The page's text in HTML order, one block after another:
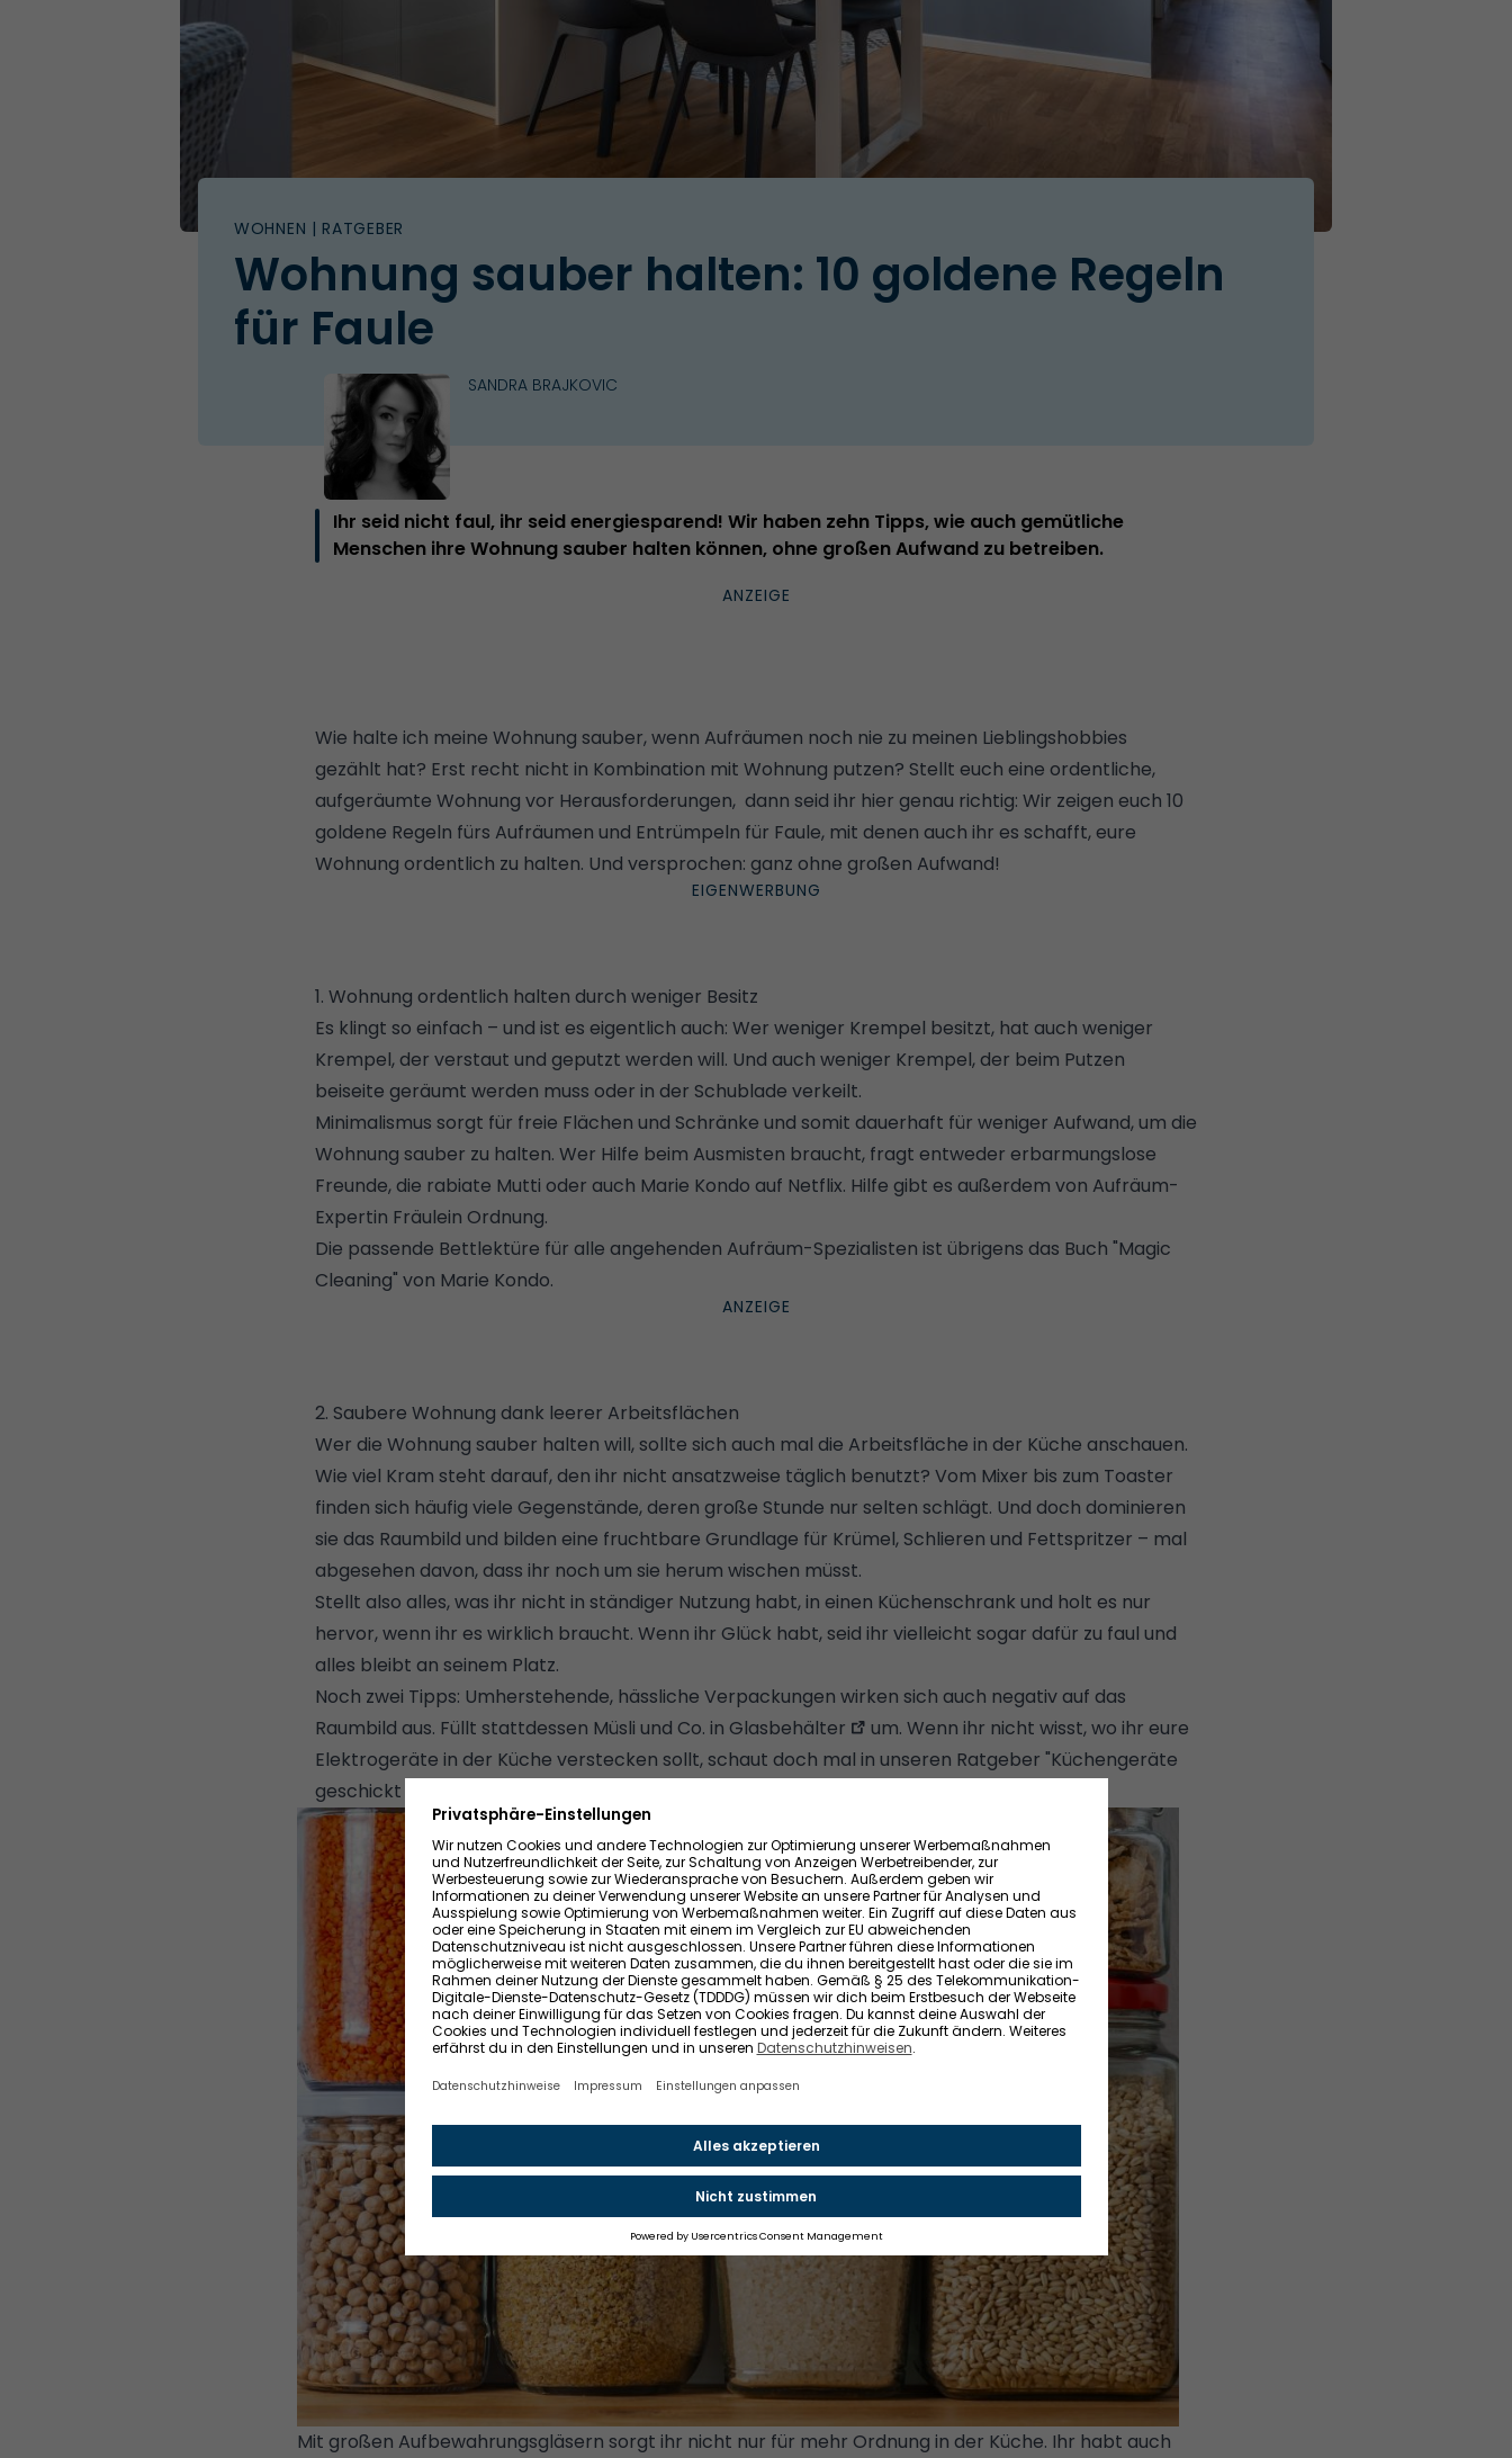
WOHNEN | RATGEBER
Wohnung sauber halten: 10 goldene Regeln
für Faule
SANDRA BRAJKOVIC
Ihr seid nicht faul, ihr seid energiesparend! Wir haben zehn Tipps, wie auch gemütliche
Menschen ihre Wohnung sauber halten können, ohne großen Aufwand zu betreiben.
Wie halte ich meine Wohnung sauber, wenn Aufräumen noch nie zu meinen Lieblingshobbies
gezählt hat? Erst recht nicht in Kombination mit Wohnung putzen? Stellt euch eine ordentliche,
aufgeräumte Wohnung vor Herausforderungen, dann seid ihr hier genau richtig: Wir zeigen euch 10
goldene Regeln fürs Aufräumen und Entrümpeln für Faule, mit denen auch ihr es schafft, eure
Wohnung ordentlich zu halten. Und versprochen: ganz ohne großen Aufwand!
1. Wohnung ordentlich halten durch weniger Besitz
Es klingt so einfach – und ist es eigentlich auch: Wer weniger Krempel besitzt, hat auch weniger
Krempel, der verstaut und geputzt werden will. Und auch weniger Krempel, der beim Putzen
beiseite geräumt werden muss oder in der Schublade verkeilt.
Minimalismus sorgt für freie Flächen und Schränke und somit dauerhaft für weniger Aufwand, um die
Wohnung sauber zu halten. Wer Hilfe beim Ausmisten braucht, fragt entweder erbarmungslose
Freunde, die rabiate Mutti oder auch Marie Kondo auf Netflix. Hilfe gibt es außerdem von Aufräum-
Expertin Fräulein Ordnung.
Die passende Bettlektüre für alle angehenden Aufräum-Spezialisten ist übrigens das Buch "Magic
Cleaning" von Marie Kondo.
2. Saubere Wohnung dank leerer Arbeitsflächen
Wer die Wohnung sauber halten will, sollte sich auch mal die Arbeitsfläche in der Küche anschauen.
Wie viel Kram steht darauf, den ihr nicht ansatzweise täglich benutzt? Vom Mixer bis zum Toaster
finden sich häufig viele Gegenstände, deren große Stunde nur selten schlägt. Und doch dominieren
sie das Raumbild und bilden eine fruchtbare Grundlage für Krümel, Schlieren und Fettspritzer – mal
abgesehen davon, dass ihr noch um sie herum wischen müsst.
Stellt also alles, was ihr nicht in ständiger Nutzung habt, in einen Küchenschrank und holt es nur
hervor, wenn ihr es wirklich braucht. Wenn ihr Glück habt, seid ihr vielleicht sogar dafür zu faul und
alles bleibt an seinem Platz.
Noch zwei Tipps: Umherstehende, hässliche Verpackungen wirken sich auch negativ auf das
Raumbild aus. Füllt stattdessen Müsli und Co. in Glasbehälter
um. Wenn ihr nicht wisst, wo ihr eure
Elektrogeräte in der Küche verstecken sollt, schaut doch mal in unseren Ratgeber "Küchengeräte
geschickt verstauen: 10 Ideen für die eigene Küche
Mit großen Aufbewahrungsgläsern sorgt ihr nicht nur für mehr Ordnung in der Küche. Ihr habt auch